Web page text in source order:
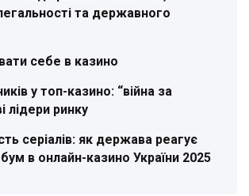
та державного
себе в казино
у топ-казино: “війна за
лідери ринку
серіалів: як держава реагує
в онлайн-казино України 2025